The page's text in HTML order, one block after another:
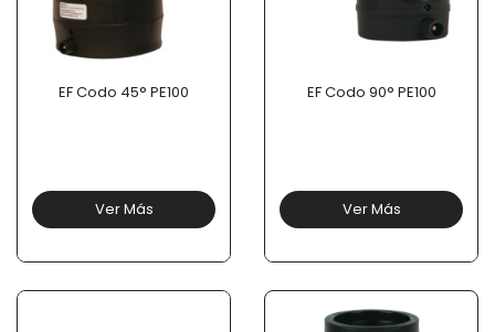
EF Codo 45° PE100
Ver Más
EF Codo 90° PE100
Ver Más